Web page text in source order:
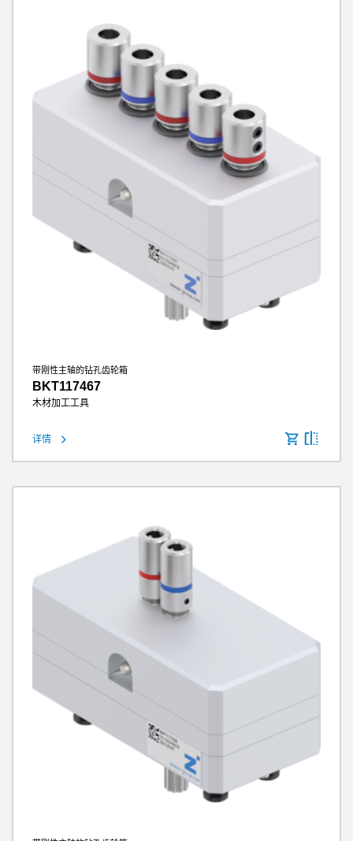
带刚性主轴的钻孔齿轮箱
BKT117467
木材加工工具
详情